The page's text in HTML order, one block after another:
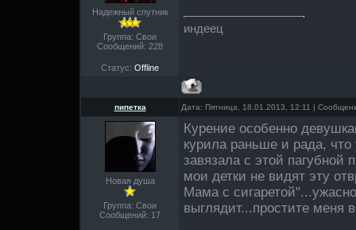
Надежный спутник
Группа: Свои
Сообщений: 228
Статус: Offline
индеец
пипетка Дата: Пятница, 18.01.2013, 12:11 |
Новая душа
Группа: Свои
Сообщений: 17
Курение особенно
курила раньше и рада, что
завязала с этой пагубной
мои детки не видят эту
Мама с
выглядит...простите меня